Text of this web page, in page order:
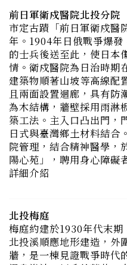
年。1904年日俄戰爭爆發
的士兵後送至此，使日本
情。衛戍醫院為日治時期
建築物順著山坡等高線配
且兩面設置迴廊，具有防
為木結構，牆壁採用雨淋
築工法。主入口凸出門，
日式與臺灣鄉土材料結合
院管理，結合精神醫學，
陽心苑」，聘用身心障礙
詳細介紹
北投梅庭
北投溪順應地形建造，外
牆，是一棟見證戰爭時代
溫泉浴池，以系統藻井、
為其特色，2006登錄為
團法人台北市文化基金會